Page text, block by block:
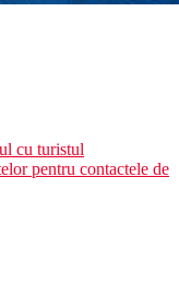
cu turistul
pentru contactele de